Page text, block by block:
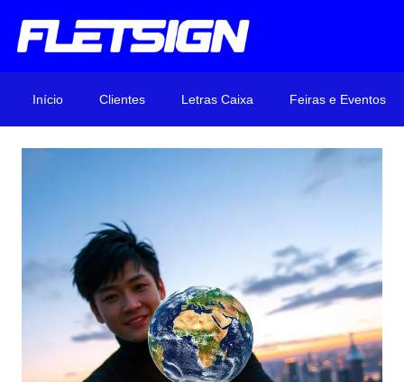
Início Clientes Letras Caixa Feiras e Eventos